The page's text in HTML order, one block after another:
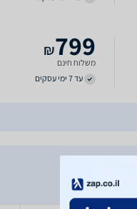
799
₪
משלוח חינם
עד 7 ימי עסקים